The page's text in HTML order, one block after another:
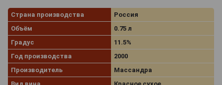
Страна производства
Россия
Объём
0.75 л
Градус
11.5%
Год производства
2000
Производитель
Массандра